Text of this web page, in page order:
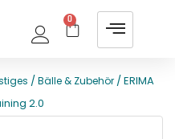
0
/Bälle & Zubehör/ ERIMA
2.0